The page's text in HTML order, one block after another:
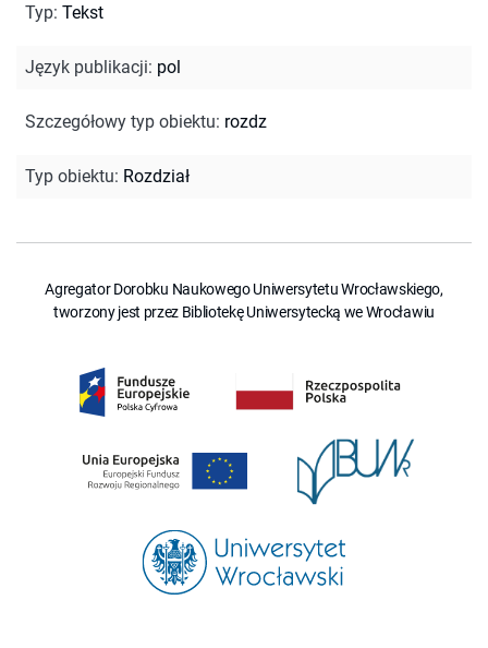
Typ: Tekst
Język publikacji: pol
Szczegółowy typ obiektu: rozdz
Typ obiektu: Rozdział
Agregator Dorobku Naukowego Uniwersytetu Wrocławskiego,
tworzony jest przez Bibliotekę Uniwersytecką we Wrocławiu